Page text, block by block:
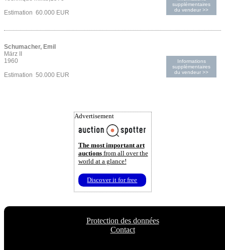
Estimation 60.000 EUR
supplémentaires
du vendeur >>
Schumacher, Emil
März II
1960
Estimation 50.000 EUR
Informations
supplémentaires
du vendeur >>
Advertisement
The most important art
auctionsfrom all over the
world at a glance!
Discover it for free
Protection des données
Contact